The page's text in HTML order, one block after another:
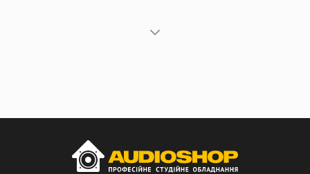
системы пользуются отличной репутацией по всему миру
Цели и ценности компании